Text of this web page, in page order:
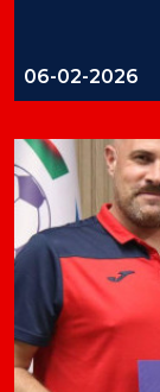
06-02-2026